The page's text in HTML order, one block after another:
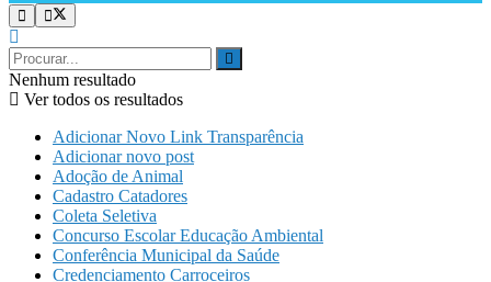
Nenhum resultado
Ver todos os resultados
Adicionar Novo Link Transparência
Adicionar novo post
Adoção de Animal
Cadastro Catadores
Coleta Seletiva
Concurso Escolar Educação Ambiental
Conferência Municipal da Saúde
Credenciamento Carroceiros